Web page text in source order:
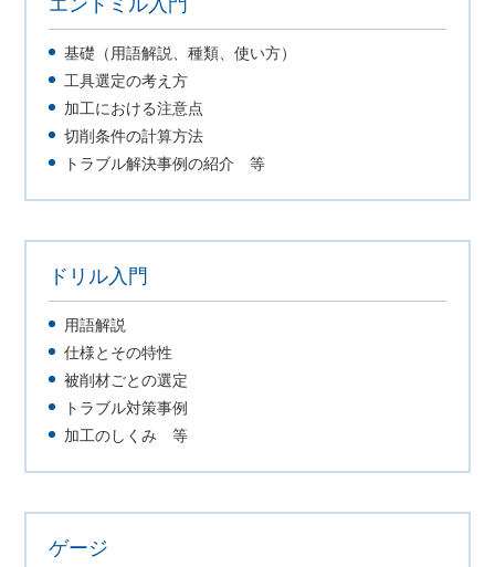
基礎（用語解説、種類、使い方）
工具選定の考え方
加工における注意点
切削条件の計算方法
トラブル解決事例の紹介 等
ドリル入門
用語解説
仕様とその特性
被削材ごとの選定
トラブル対策事例
加工のしくみ 等
ゲージ